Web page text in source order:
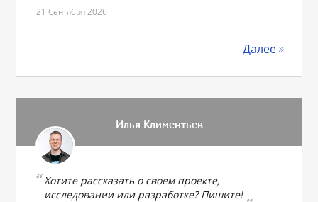
21 Сентября 2026
Далее
Илья Климентьев
Хотите рассказать о своем проекте,
исследовании или разработке? Пишите!